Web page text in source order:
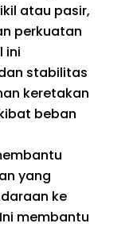
atau pasir,
perkuatan
ini
stabilitas
keretakan
beban
yang
ke
membantu